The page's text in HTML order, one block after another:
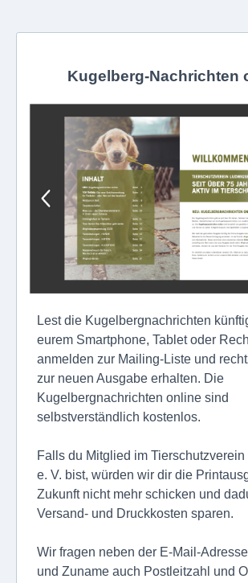
Kugelberg-Nachrichten
Lest die Kugelbergnachrichten
eurem Smartphone, Tablet oder
anmelden zur Mailing-Liste und
zur neuen Ausgabe erhalten. Die
Kugelbergnachrichten online sind
selbstverständlich kostenlos.
Falls du Mitglied im
e. V. bist, würden wir dir die
Zukunft nicht mehr schicken und
Versand- und Druckkosten sparen.
Wir fragen neben der E-Mail-
und Zuname auch Postleitzahl und